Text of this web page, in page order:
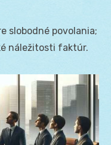
slobodné povolania;
náležitosti faktúr.